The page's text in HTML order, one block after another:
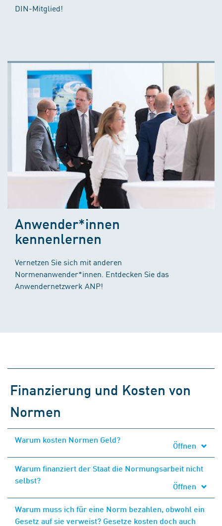
DIN-Mitglied!
Anwender*innen
kennenlernen
Vernetzen Sie sich mit anderen
Normenanwender*innen. Entdecken Sie das
Anwendernetzwerk ANP!
Finanzierung und Kosten von
Normen
Warum kosten Normen Geld?
Öffnen
Warum finanziert der Staat die Normungsarbeit nicht
selbst?
Öffnen
Warum muss ich für eine Norm bezahlen, obwohl ein
Gesetz auf sie verweist? Gesetze kosten doch auch